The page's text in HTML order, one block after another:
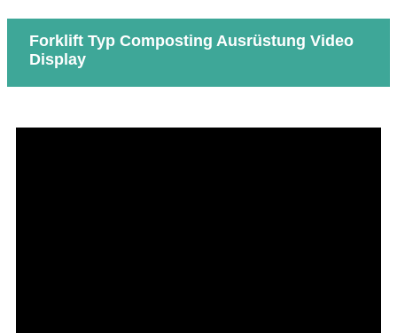
Forklift Typ Composting Ausrüstung Video
Display